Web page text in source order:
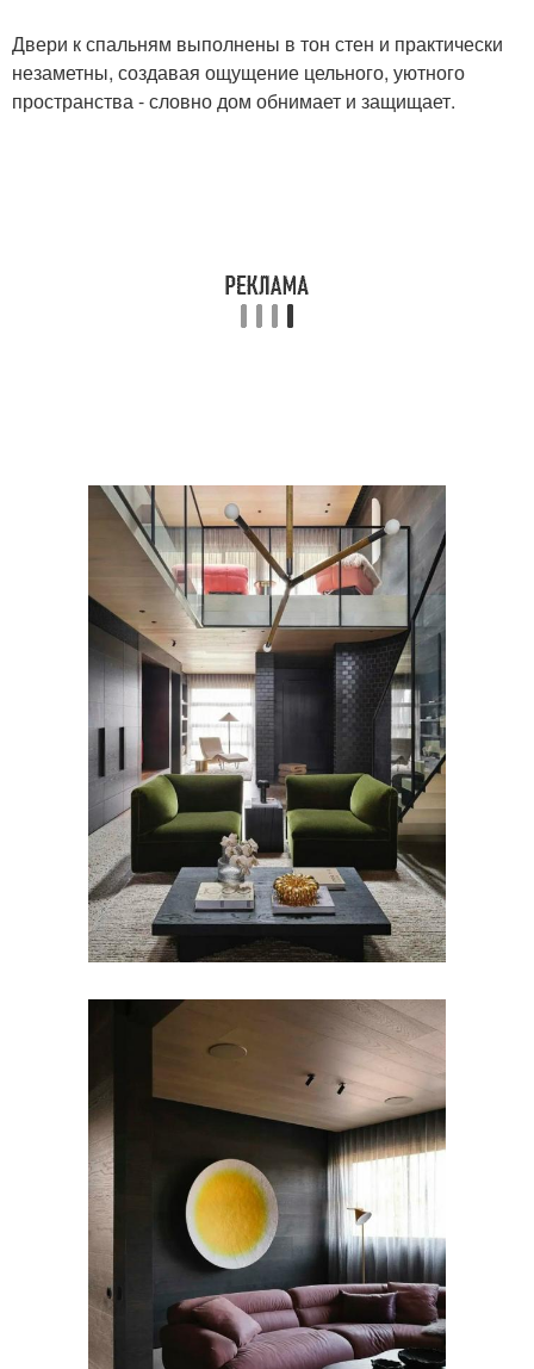
Двери к спальням выполнены в тон стен и практически
незаметны, создавая ощущение цельного, уютного
пространства - словно дом обнимает и защищает.